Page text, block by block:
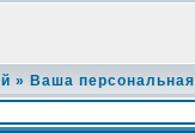
» Ваша